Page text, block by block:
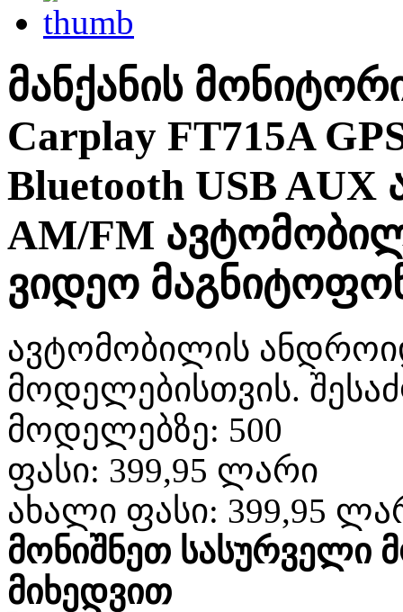
მანქანის
Carplay FT715A
Bluetooth USB
AM/FM
ვიდეო
ავტომობილის
მოდელებისთვის.
მოდელებზე: 500
ფასი: 399,95 ლარი
ახალი ფასი: 399,95
მონიშნეთ სასურველი
მიხედვით